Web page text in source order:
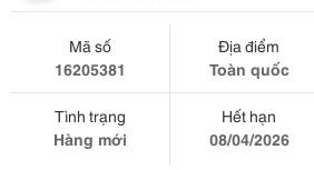
Mã số
16205381
Địa điểm
Toàn quốc
Tình trạng
Hàng mới
Hết hạn
08/04/2026